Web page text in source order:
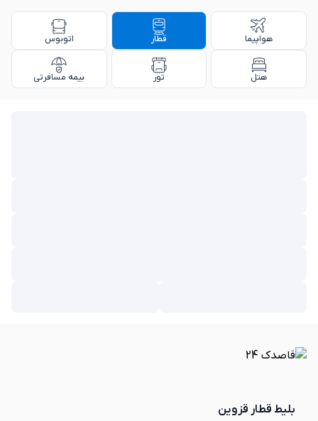
هواپیما قطار اتوبوس
هتل تور بیمه مسافرتی
بلیط قطار قزوین